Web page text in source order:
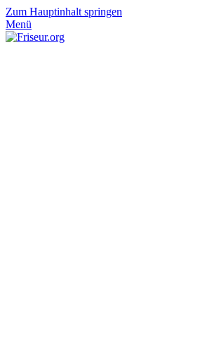
Zum Hauptinhalt springen
Menü